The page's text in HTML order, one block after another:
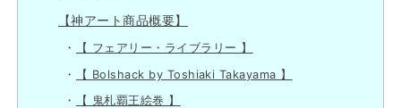
【神アート商品概要】
【 フェアリー・ライブラリー 】
【 Bolshack by Toshiaki Takayama 】
【 鬼札覇王絵巻 】